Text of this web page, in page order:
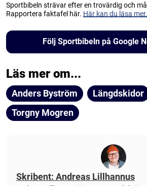
Sportbibeln strävar efter en trovärdig och
Rapportera faktafel här. Här kan du läsa
Följ Sportbibeln på Google
Läs mer om...
Anders Byström Längdskidor
Torgny Mogren
Skribent: Andreas Lillhannus